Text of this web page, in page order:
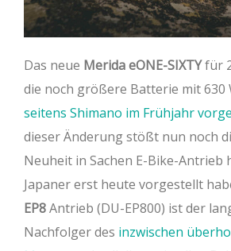
Das neue Merida eONE-SIXTYfür
die noch größere Batterie mit 630
seitens Shimano im Frühjahr
dieser Änderung stößt nun noch
Neuheit in Sachen E-Bike-Antrieb
Japaner erst heute vorgestellt
EP8Antrieb (DU-EP800) ist der
Nachfolger des inzwischen